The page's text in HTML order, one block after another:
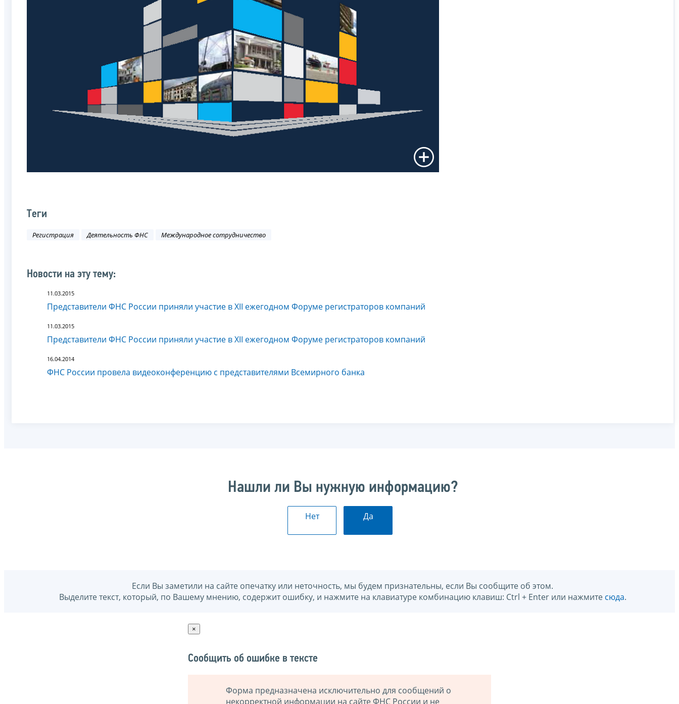
Теги
Регистрация Деятельность ФНС Международное сотрудничество
Новости на эту тему:
11.03.2015
Представители ФНС России приняли участие в XII ежегодном Форуме регистраторов компаний
11.03.2015
Представители ФНС России приняли участие в XII ежегодном Форуме регистраторов компаний
16.04.2014
ФНС России провела видеоконференцию с представителями Всемирного банка
Нашли ли Вы нужную информацию?
Нет Да
Если Вы заметили на сайте опечатку или неточность, мы будем признательны, если Вы сообщите об этом.
Выделите текст, который, по Вашему мнению, содержит ошибку, и нажмите на клавиатуре комбинацию клавиш: Ctrl + Enter или нажмите сюда.
×
Сообщить об ошибке в тексте
Форма предназначена исключительно для сообщений о
некорректной информации на сайте ФНС России и не